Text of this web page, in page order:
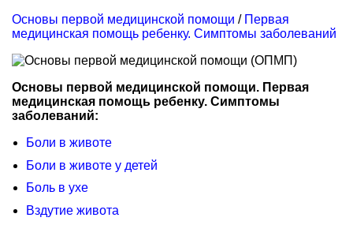
Основы первой медицинской помощи / Первая
медицинская помощь ребенку. Симптомы заболеваний
Основы первой медицинской помощи. Первая
медицинская помощь ребенку. Симптомы
заболеваний:
Боли в животе
Боли в животе у детей
Боль в ухе
Вздутие живота